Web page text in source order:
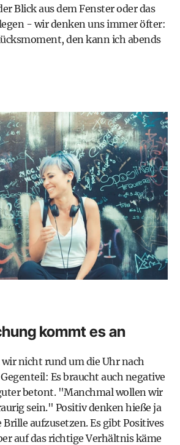
Blick aus dem Fenster oder das
- wir denken uns immer öfter:
den kann ich abends
kommt es an
nicht rund um die Uhr nach
Es braucht auch negative
betont. "Manchmal wollen wir
sein." Positiv denken hieße ja
aufzusetzen. Es gibt Positives
auf das richtige Verhältnis käme